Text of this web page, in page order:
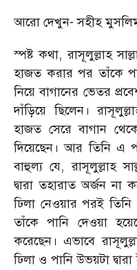
আরো দেখুন- সহীহ
স্পষ্ট কথা, রাসূলুল্লাহ
হাজত করার পর তাঁকে
নিয়ে বাগানের ভেতর
দাঁড়িয়ে ছিলেন।
হাজত সেরে বাগান
দিয়েছেন। আর তিনি এ
বাহুল্য যে, রাসূলুল্লাহ
দ্বারা তহারাত অর্জন না
ঢিলা নেওয়ার পরই
তাঁকে পানি দেওয়া
করেছেন। এভাবে
ঢিলা ও পানি উভয়টা